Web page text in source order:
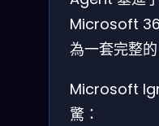
Microsoft
為一套完整
Microsoft
驚：